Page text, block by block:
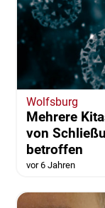
Wolfsburg
Mehrere
von
betroffen
vor 6 Jahren